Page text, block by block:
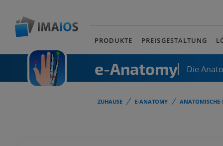
PRODUKTE PREISGESTALTUNG
e-Anatomy Die
ZUHAUSE E-ANATOMY ANATOMISCHE-